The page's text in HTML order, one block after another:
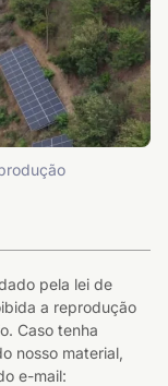
pela lei de
a reprodução
Caso tenha
nosso material,
e-mail: